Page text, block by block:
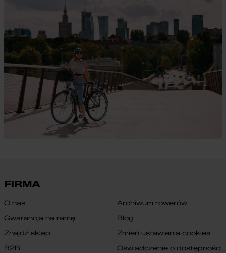
FIRMA
O nas
Gwarancja na ramę
Znajdź sklep
B2B
Archiwum rowerów
Blog
Zmień ustawienia cookies
Oświadczenie o dostępności